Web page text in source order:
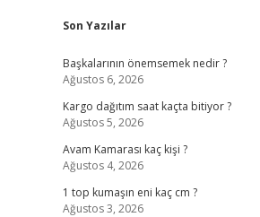
Sidebar
Son Yazılar
Başkalarının önemsemek nedir ?
Ağustos 6, 2026
Kargo dağıtım saat kaçta bitiyor ?
Ağustos 5, 2026
Avam Kamarası kaç kişi ?
Ağustos 4, 2026
1 top kumaşın eni kaç cm ?
Ağustos 3, 2026